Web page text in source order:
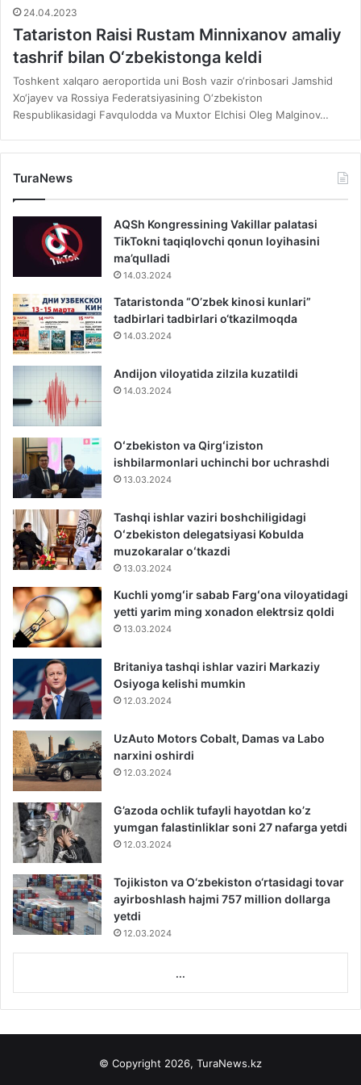
24.04.2023
Tatariston Raisi Rustam Minnixanov amaliy
tashrif bilan O‘zbekistonga keldi
Toshkent xalqaro aeroportida uni Bosh vazir o‘rinbosari Jamshid
Xo‘jayev va Rossiya Federatsiyasining O‘zbekiston
Respublikasidagi Favqulodda va Muxtor Elchisi Oleg Malginov…
TuraNews
AQSh Kongressining Vakillar palatasi
TikTokni taqiqlovchi qonun loyihasini
ma’qulladi
14.03.2024
Tataristonda “O’zbek kinosi kunlari”
tadbirlari tadbirlari o‘tkazilmoqda
14.03.2024
Andijon viloyatida zilzila kuzatildi
14.03.2024
Oʻzbekiston va Qirgʻiziston
ishbilarmonlari uchinchi bor uchrashdi
13.03.2024
Tashqi ishlar vaziri boshchiligidagi
Oʻzbekiston delegatsiyasi Kobulda
muzokaralar oʻtkazdi
13.03.2024
Kuchli yomgʻir sabab Fargʻona viloyatidagi
yetti yarim ming xonadon elektrsiz qoldi
13.03.2024
Britaniya tashqi ishlar vaziri Markaziy
Osiyoga kelishi mumkin
12.03.2024
UzAuto Motors Cobalt, Damas va Labo
narxini oshirdi
12.03.2024
G’azoda ochlik tufayli hayotdan ko’z
yumgan falastinliklar soni 27 nafarga yetdi
12.03.2024
Tojikiston va O‘zbekiston o‘rtasidagi tovar
ayirboshlash hajmi 757 million dollarga
yetdi
12.03.2024
...
© Copyright 2026, TuraNews.kz